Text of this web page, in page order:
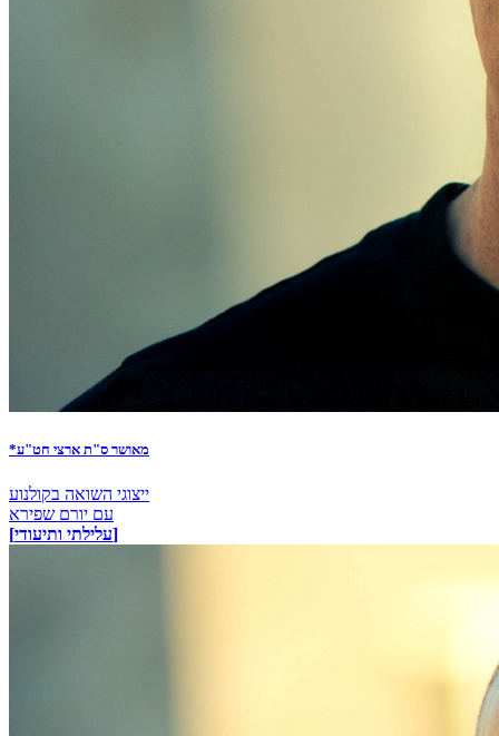
*מאושר ס"ת ארצי חט"ע
ייצוגי השואה בקולנוע
עם יורם שפירא
[עלילתי ותיעודי]